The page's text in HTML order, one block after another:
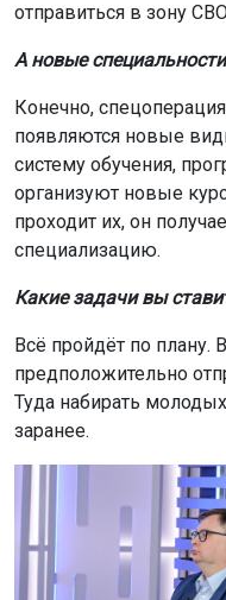
отправиться в зону
А новые
Конечно,
появляются новые
систему обучения,
организуют новые
проходит их, он
специализацию.
Какие задачи вы
Всё пройдёт по
предположительно
Туда набирать
заранее.